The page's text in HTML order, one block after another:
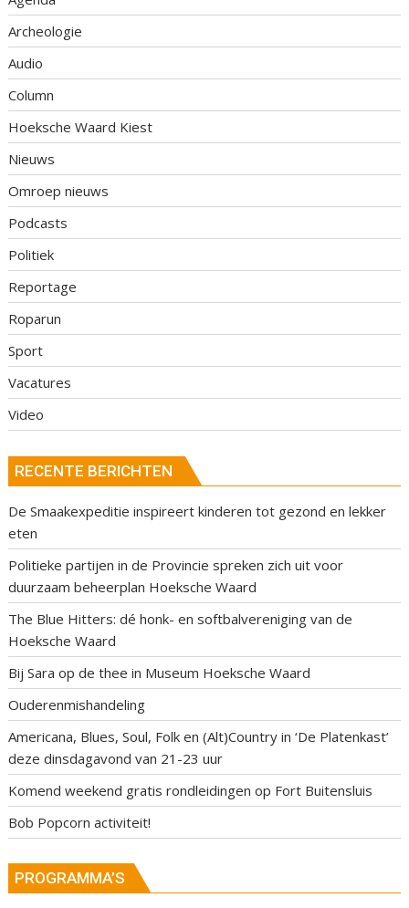
Archeologie
Audio
Column
Hoeksche Waard Kiest
Nieuws
Omroep nieuws
Podcasts
Politiek
Reportage
Roparun
Sport
Vacatures
Video
RECENTE BERICHTEN
De Smaakexpeditie inspireert kinderen tot gezond en lekker
eten
Politieke partijen in de Provincie spreken zich uit voor
duurzaam beheerplan Hoeksche Waard
The Blue Hitters: dé honk- en softbalvereniging van de
Hoeksche Waard
Bij Sara op de thee in Museum Hoeksche Waard
Ouderenmishandeling
Americana, Blues, Soul, Folk en (Alt)Country in ‘De Platenkast’
deze dinsdagavond van 21-23 uur
Komend weekend gratis rondleidingen op Fort Buitensluis
Bob Popcorn activiteit!
PROGRAMMA’S